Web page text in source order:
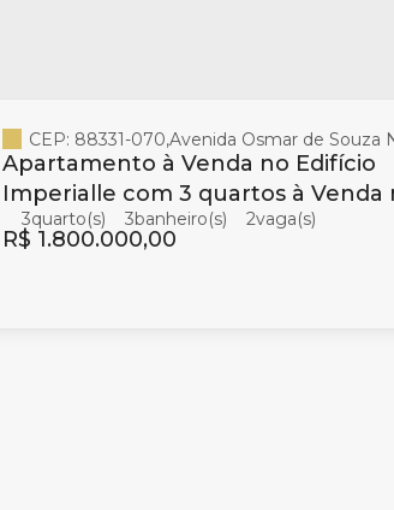
Apartamento à Venda no Edifício
Imperialle com 3 quartos à Venda
Pioneiros em Balneário Camboriú
R$ 1.800.000,00
CEP: 88331-070,Avenida Osmar de Souza
3 3banheiro(s) 2